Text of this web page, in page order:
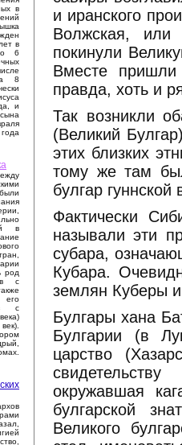
в
в
6
8
и
в
род
с
его
с
и иранского
Волжская, или
покинули
Вместе
правда, хоть и
Так возникли
(Великий
этих близких
тому же там
булгар
Фактически
называли эти
субара,
Кубара.
землян Куберы
Булгары хана
Булгарии (в
царство
окружавшая
булгарской
Великого